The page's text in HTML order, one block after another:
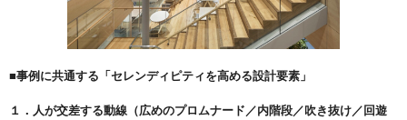
■事例に共通する「セレンディピティを高める設計要素」
１．人が交差する動線（広めのプロムナード／内階段／吹き抜け／回遊